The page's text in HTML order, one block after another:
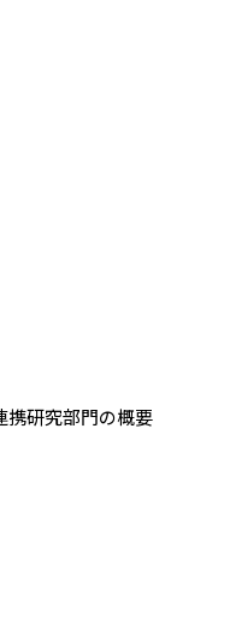
研究部門の概要